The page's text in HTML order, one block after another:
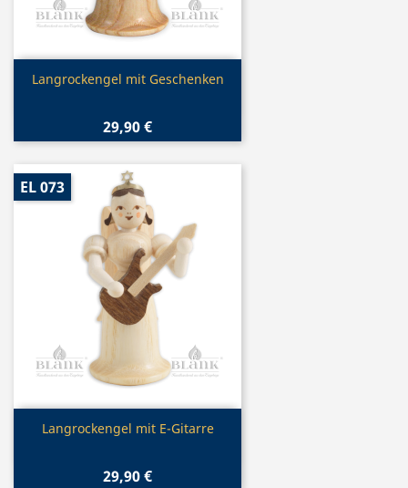
Vorschau
Langrockengel mit Geschenken
29,90 €
Vorschau
Langrockengel mit E-Gitarre
29,90 €
EL 073